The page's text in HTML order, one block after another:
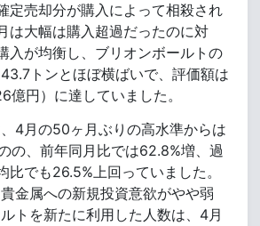
定売却分が購入によって相殺され
は大幅は購入超過だったのに対
入が均衡し、ブリオンボールトの
トンとほぼ横ばいで、評価額は
円）に達していました。
4月の50ヶ月ぶりの高水準からは
の、前年同月比では62.8%増、過
比でも26.5%上回っていました。
金属への新規投資意欲がやや弱
トを新たに利用した人数は、4月